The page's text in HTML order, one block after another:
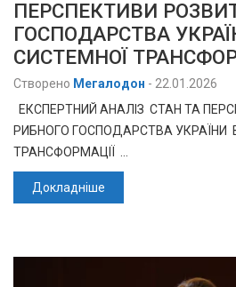
ПЕРСПЕКТИВИ
ГОСПОДАРСТВА
СИСТЕМНОЇ
Створено Мегалодон - 22.01.2026
ЕКСПЕРТНИЙ АНАЛІЗ СТАН ТА
РИБНОГО ГОСПОДАРСТВА УКРАЇНИ
ТРАНСФОРМАЦІЇ …
Докладніше